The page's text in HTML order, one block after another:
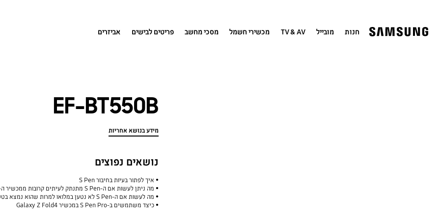
חנות מובייל TV & AV מכשירי חשמל מסכי מחשב פריטים לבישים אביזרים
EF-BT550B
מידע בנושא אחריות
נושאים נפוצים
איך לפתור בעיות בחיבור S Pen
מה ניתן לעשות אם ה-S Pen מתנתק לעיתים קרובות ממכשיר ה-Galaxy שלכם
מה לעשות אם ה-S Pen לא נטען במלואו למרות שהוא נמצא בטעינה למשך זמן רב?
כיצד משתמשים ב-S Pen Pro במכשיר Galaxy Z Fold4